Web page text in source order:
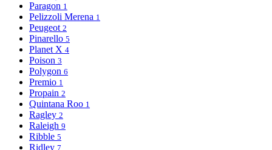
Paragon 1
Pelizzoli Merena 1
Peugeot 2
Pinarello 5
Planet X 4
Poison 3
Polygon 6
Premio 1
Propain 2
Quintana Roo 1
Ragley 2
Raleigh 9
Ribble 5
Ridley 7